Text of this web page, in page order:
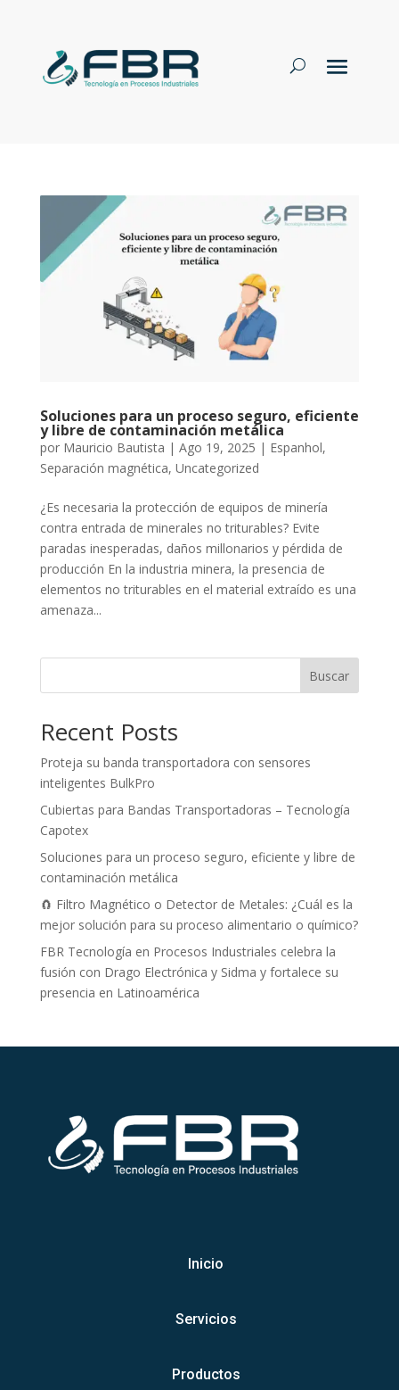
Soluciones para un proceso seguro, eficiente
y libre de contaminación metálica
por Mauricio Bautista | Ago 19, 2025 | Espanhol,
Separación magnética, Uncategorized
¿Es necesaria la protección de equipos de minería
contra entrada de minerales no triturables? Evite
paradas inesperadas, daños millonarios y pérdida de
producción En la industria minera, la presencia de
elementos no triturables en el material extraído es una
amenaza...
Buscar
Recent Posts
Proteja su banda transportadora con sensores
inteligentes BulkPro
Cubiertas para Bandas Transportadoras – Tecnología
Capotex
Soluciones para un proceso seguro, eficiente y libre de
contaminación metálica
🧲 Filtro Magnético o Detector de Metales: ¿Cuál es la
mejor solución para su proceso alimentario o químico?
FBR Tecnología en Procesos Industriales celebra la
fusión con Drago Electrónica y Sidma y fortalece su
presencia en Latinoamérica
Inicio
Servicios
Productos